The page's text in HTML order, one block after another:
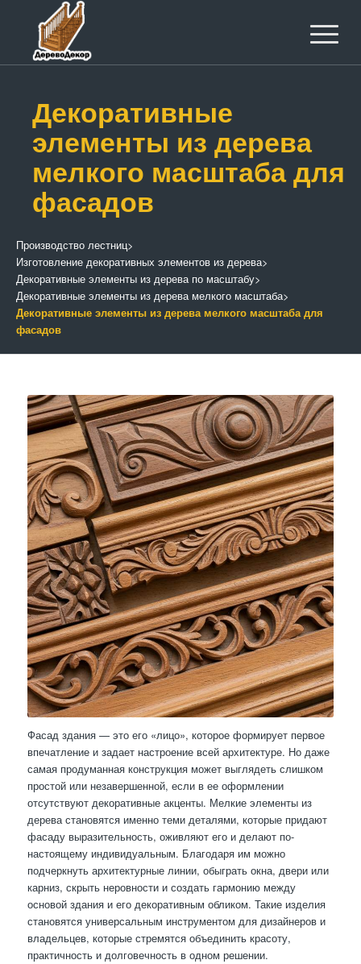
Декоративные
элементы из дерева
мелкого масштаба для
фасадов
Производство лестниц>
Изготовление декоративных элементов из дерева>
Декоративные элементы из дерева по масштабу>
Декоративные элементы из дерева мелкого масштаба>
Декоративные элементы из дерева мелкого масштаба для
фасадов
Фасад здания — это его «лицо», которое формирует первое
впечатление и задает настроение всей архитектуре. Но даже
самая продуманная конструкция может выглядеть слишком
простой или незавершенной, если в ее оформлении
отсутствуют декоративные акценты. Мелкие элементы из
дерева становятся именно теми деталями, которые придают
фасаду выразительность, оживляют его и делают по-
настоящему индивидуальным. Благодаря им можно
подчеркнуть архитектурные линии, обыграть окна, двери или
карниз, скрыть неровности и создать гармонию между
основой здания и его декоративным обликом. Такие изделия
становятся универсальным инструментом для дизайнеров и
владельцев, которые стремятся объединить красоту,
практичность и долговечность в одном решении.